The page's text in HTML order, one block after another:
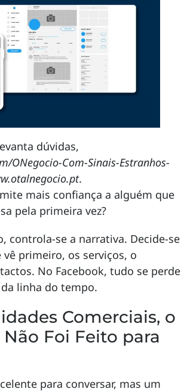
dúvidas,
ONegocio-Com-Sinais-Estranhos-
.
mais confiança a alguém que
pela primeira vez?
controla-se a narrativa. Decide-se
primeiro, os serviços, o
No Facebook, tudo se perde
linha do tempo.
Comerciais, o
Foi Feito para
para conversar, mas um